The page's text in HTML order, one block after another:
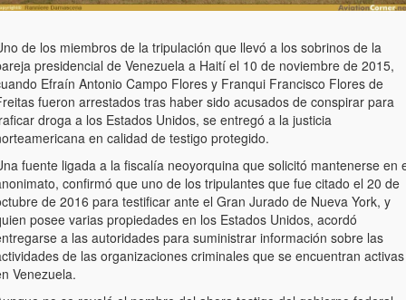
de los miembros de la tripulación que llevó a los sobrinos de la
presidencial de Venezuela a Haití el 10 de noviembre de 2015,
Efraín Antonio Campo Flores y Franqui Francisco Flores de
fueron arrestados tras haber sido acusados de conspirar para
droga a los Estados Unidos, se entregó a la justicia
en calidad de testigo protegido.
fuente ligada a la fiscalía neoyorquina que solicitó mantenerse en
confirmó que uno de los tripulantes que fue citado el 20 de
de 2016 para testificar ante el Gran Jurado de Nueva York, y
posee varias propiedades en los Estados Unidos, acordó
a las autoridades para suministrar información sobre las
de las organizaciones criminales que se encuentran activas
Venezuela.